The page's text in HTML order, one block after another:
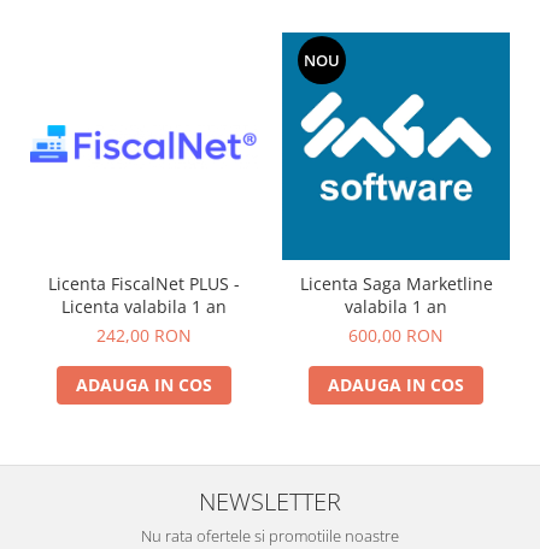
Licenta FiscalNet PLUS -
Licenta valabila 1 an
242,00 RON
ADAUGA IN COS
NOU
Licenta Saga Marketline
valabila 1 an
600,00 RON
ADAUGA IN COS
NEWSLETTER
Nu rata ofertele si promotiile noastre